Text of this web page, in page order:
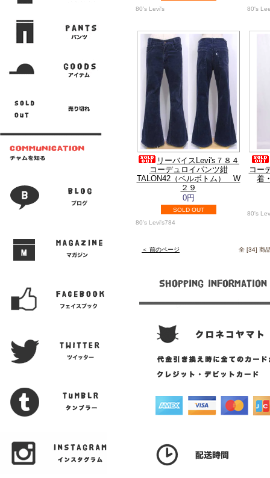
80's Levi's
80's
リーバイスLevi's７８４
コーデュロイパンツ紺
TALON42（ベルボトム） W
２９
0円
SOLD OUT
80's Levi's784
コー
着
80's
＜ 前のページ 全 [34] 商